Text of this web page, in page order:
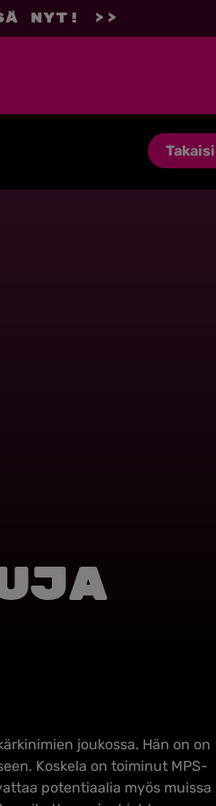
nyt! >>
joukossa. Hän on on
Koskela on toiminut MPS-
potentiaalia myös muissa